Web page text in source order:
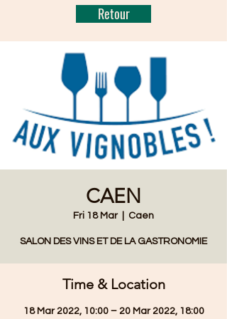
Retour
CAEN
Fri 18 Mar
  |
Caen
SALON DES VINS ET DE LA GASTRONOMIE
Time & Location
18 Mar 2022, 10:00 – 20 Mar 2022, 18:00